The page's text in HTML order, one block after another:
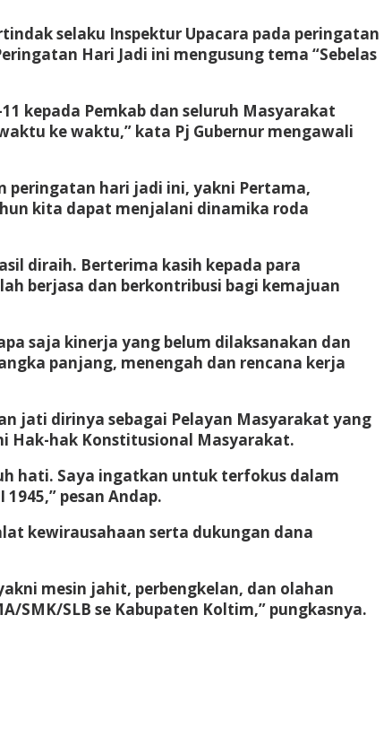
selaku Inspektur Upacara pada peringatan
Hari Jadi ini mengusung tema “Sebelas
kepada Pemkab dan seluruh Masyarakat
ke waktu,” kata Pj Gubernur mengawali
peringatan hari jadi ini, yakni Pertama,
kita dapat menjalani dinamika roda
diraih. Berterima kasih kepada para
berjasa dan berkontribusi bagi kemajuan
saja kinerja yang belum dilaksanakan dan
panjang, menengah dan rencana kerja
jati dirinya sebagai Pelayan Masyarakat yang
Hak-hak Konstitusional Masyarakat.
hati. Saya ingatkan untuk terfokus dalam
pesan Andap.
kewirausahaan serta dukungan dana
mesin jahit, perbengkelan, dan olahan
SMK/SLB se Kabupaten Koltim,” pungkasnya.